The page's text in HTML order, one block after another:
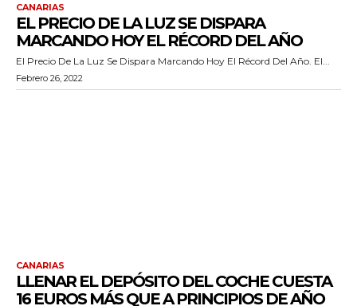
CANARIAS
EL PRECIO DE LA LUZ SE DISPARA
MARCANDO HOY EL RÉCORD DEL AÑO
El Precio De La Luz Se Dispara Marcando Hoy El Récord Del Año. El...
Febrero 26, 2022
CANARIAS
LLENAR EL DEPÓSITO DEL COCHE CUESTA
16 EUROS MÁS QUE A PRINCIPIOS DE AÑO